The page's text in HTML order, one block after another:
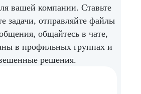
вашей компании. Ставьте
задачи, отправляйте файлы
общайтесь в чате,
в профильных группах и
решения.